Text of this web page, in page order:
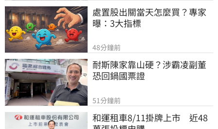
處置股出關當天怎麼買？專家
曝：3大指標
48分鐘前
耐斯陳家靠山硬？涉霸凌副董
恐回鍋國票證
51分鐘前
和運租車8/11掛牌上市　近48